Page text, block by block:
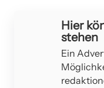
Hier
stehen
Ein